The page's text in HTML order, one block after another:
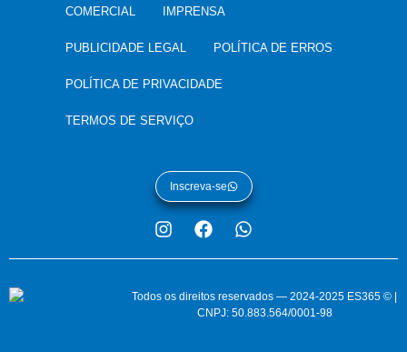
COMERCIAL IMPRENSA
PUBLICIDADE LEGAL POLÍTICA DE ERROS
POLÍTICA DE PRIVACIDADE
TERMOS DE SERVIÇO
Inscreva-se
Todos os direitos reservados — 2024-2025 ES365 © |
CNPJ: 50.883.564/0001-98